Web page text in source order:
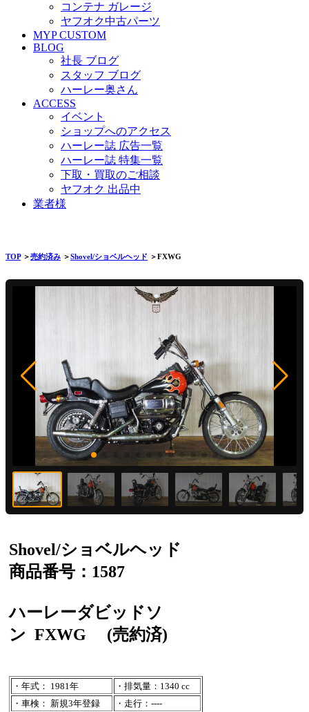
コンテナ ガレージ
ヤフオク中古パーツ
MYP CUSTOM
BLOG
社長 ブログ
スタッフ ブログ
ハーレー奥さん
ACCESS
イベント
ショップへのアクセス
ハーレー誌 広告一覧
ハーレー誌 特集一覧
下取・買取のご相談
ヤフオク 出品中
業者様
TOP＞売約済み ＞Shovel/ショベルヘッド ＞FXWG
Shovel/ショベルヘッド
商品番号：1587
ハーレーダビッドソ
ン FXWG (売約済)
・年式： 1981年
・排気量：1340 cc
・車検： 新規3年登録
・走行：----